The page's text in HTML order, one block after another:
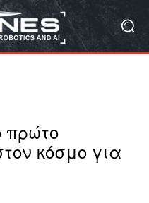
πρώτο
κόσμο για